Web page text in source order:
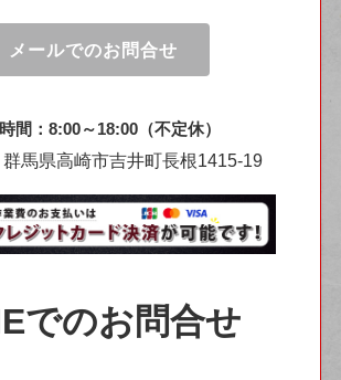
メールでのお問合せ
間：8:00～18:00（不定休）
馬県高崎市吉井町長根1415-19
でのお問合せ